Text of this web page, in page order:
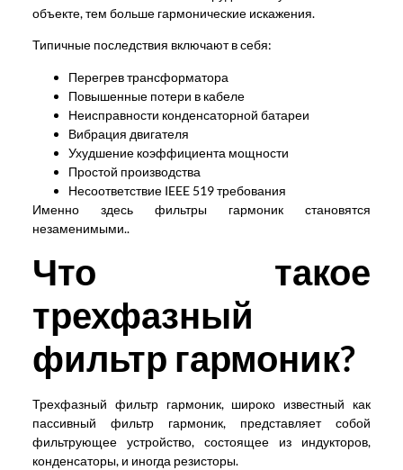
объекте, тем больше гармонические искажения.
Типичные последствия включают в себя:
Перегрев трансформатора
Повышенные потери в кабеле
Неисправности конденсаторной батареи
Вибрация двигателя
Ухудшение коэффициента мощности
Простой производства
Несоответствие IEEE 519 требования
Именно здесь фильтры гармоник становятся
незаменимыми..
Что такое
трехфазный
фильтр гармоник?
Трехфазный фильтр гармоник, широко известный как
пассивный фильтр гармоник, представляет собой
фильтрующее устройство, состоящее из индукторов,
конденсаторы, и иногда резисторы.